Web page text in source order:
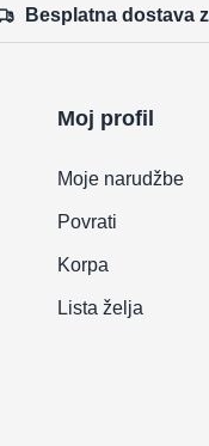
Besplatna dostava
Moj profil
Moje narudžbe
Povrati
Korpa
Lista želja